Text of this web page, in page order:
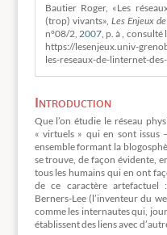
Bautier Roger, «Les
(trop) vivants», Les Enjeux
n°08/2, 2007, p. à , consulté
https://lesenjeux.univ-
les-reseaux-de-linternet-
Introduction
Que l’on étudie le réseau
« virtuels » qui en sont issus
ensemble formant la
se trouve, de façon évidente,
tous les humains qui en ont
de ce caractère artefactuel
Berners-Lee (l’inventeur du
comme les internautes qui,
établissent des liens avec